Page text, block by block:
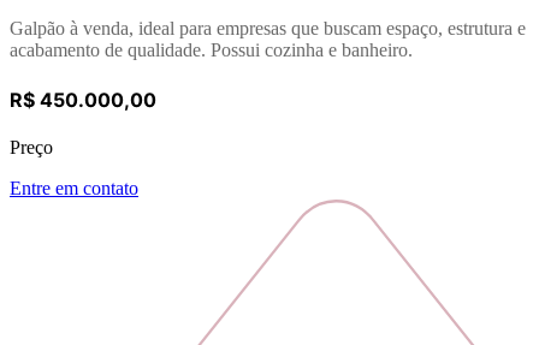
Galpão à venda, ideal para empresas que buscam espaço, estrutura e
acabamento de qualidade. Possui cozinha e banheiro.
R$ 450.000,00
Preço
Entre em contato